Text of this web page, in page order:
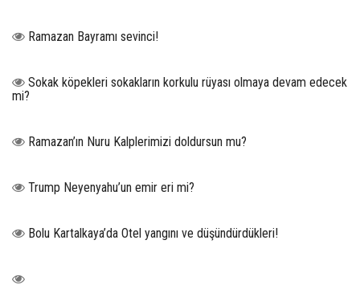
Ramazan Bayramı sevinci!
Sokak köpekleri sokakların korkulu rüyası olmaya devam edecek
mi?
Ramazan’ın Nuru Kalplerimizi doldursun mu?
Trump Neyenyahu’un emir eri mi?
Bolu Kartalkaya’da Otel yangını ve düşündürdükleri!